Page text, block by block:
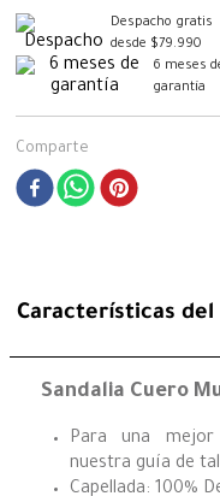
Despacho gratis
desde $79.990
6 meses
garantía
Comparte
Características del
Sandalia Cuero
Para una mejor
nuestra guía de
Capellada: 100%